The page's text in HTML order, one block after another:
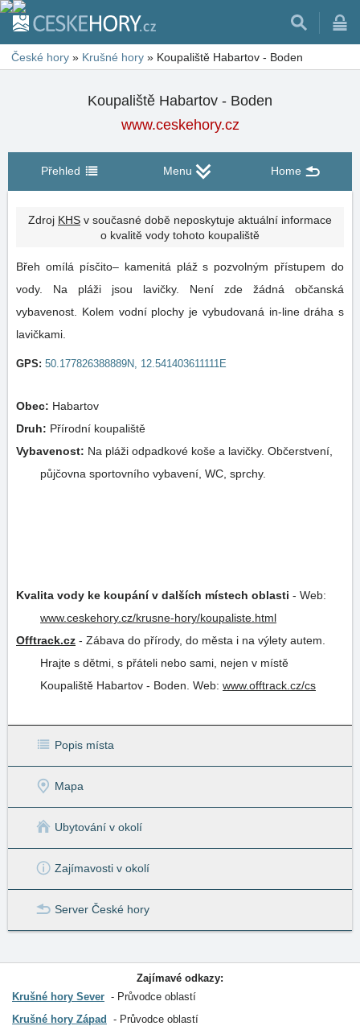
České hory » Krušné hory » Koupaliště Habartov - Boden
Koupaliště Habartov - Boden
www.ceskehory.cz
Přehled Menu Home
Zdroj KHS v současné době neposkytuje aktuální informace
o kvalitě vody tohoto koupaliště
Břeh omílá písčito– kamenitá pláž s pozvolným přístupem do
vody. Na pláži jsou lavičky. Není zde žádná občanská
vybavenost. Kolem vodní plochy je vybudovaná in-line dráha s
lavičkami.
GPS: 50.177826388889N, 12.541403611111E
Obec: Habartov
Druh: Přírodní koupaliště
Vybavenost: Na pláži odpadkové koše a lavičky. Občerstvení,
půjčovna sportovního vybavení, WC, sprchy.
Kvalita vody ke koupání v dalších místech oblasti - Web:
www.ceskehory.cz/krusne-hory/koupaliste.html
Offtrack.cz - Zábava do přírody, do města i na výlety autem.
Hrajte s dětmi, s přáteli nebo sami, nejen v místě
Koupaliště Habartov - Boden. Web: www.offtrack.cz/cs
Popis místa
Mapa
Ubytování v okolí
Zajímavosti v okolí
Server České hory
Zajímavé odkazy:
Krušné hory Sever
Průvodce oblastí
Krušné hory Západ
Průvodce oblastí